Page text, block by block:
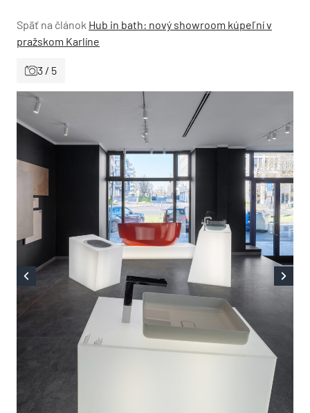
Späť na článok Hub in bath: nový showroom kúpeľní v
pražskom Karlíne
3 / 5